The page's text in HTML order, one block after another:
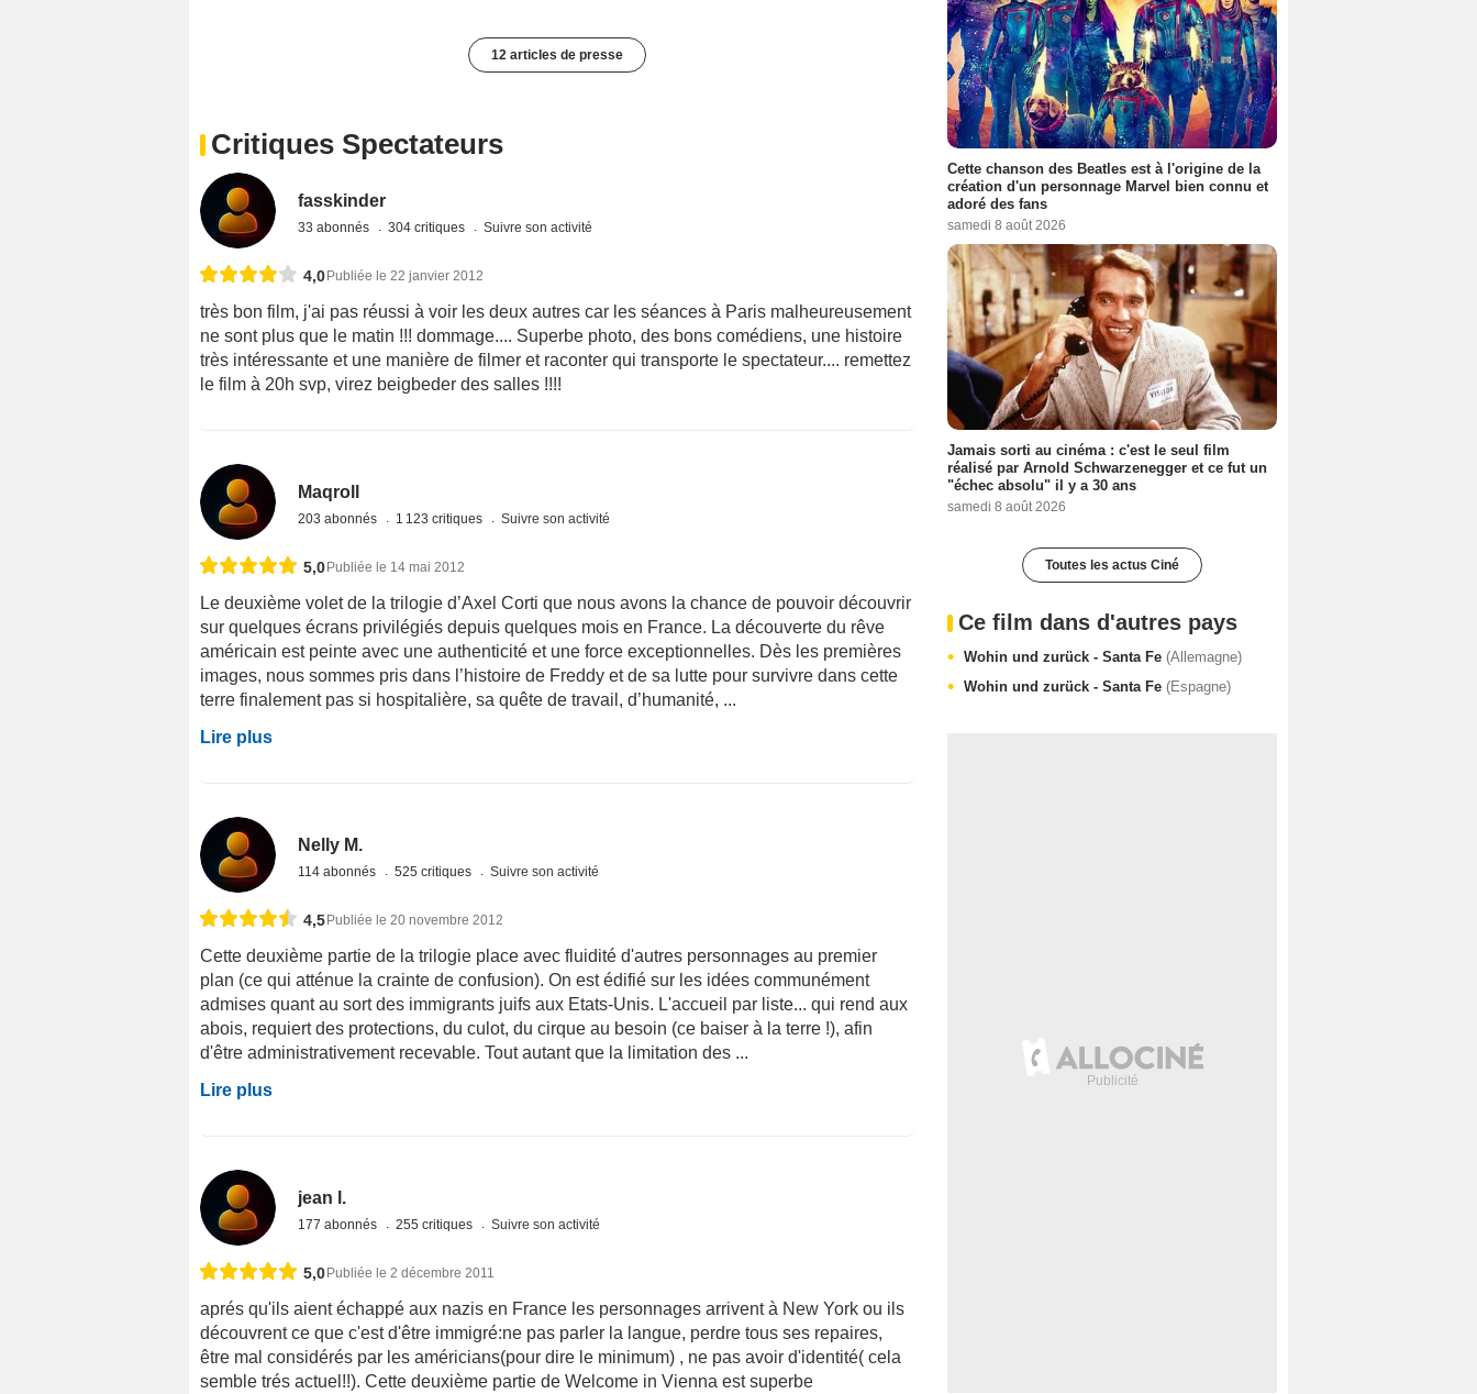
12 articles de presse
Critiques Spectateurs
fasskinder
33 abonnés 304 critiques Suivre son activité
4,0Publiée le 22 janvier 2012
très bon film, j'ai pas réussi à voir les deux autres car les séances à Paris malheureusement
ne sont plus que le matin !!! dommage.... Superbe photo, des bons comédiens, une histoire
très intéressante et une manière de filmer et raconter qui transporte le spectateur.... remettez
le film à 20h svp, virez beigbeder des salles !!!!
Maqroll
203 abonnés 1 123 critiques Suivre son activité
5,0 Publiée le 14 mai 2012
Le deuxième volet de la trilogie d’Axel Corti que nous avons la chance de pouvoir découvrir
sur quelques écrans privilégiés depuis quelques mois en France. La découverte du rêve
américain est peinte avec une authenticité et une force exceptionnelles. Dès les premières
images, nous sommes pris dans l’histoire de Freddy et de sa lutte pour survivre dans cette
terre finalement pas si hospitalière, sa quête de travail, d’humanité, ...
Lire plus
Nelly M.
114 abonnés 525 critiques Suivre son activité
4,5 Publiée le 20 novembre 2012
Cette deuxième partie de la trilogie place avec fluidité d'autres personnages au premier
plan (ce qui atténue la crainte de confusion). On est édifié sur les idées communément
admises quant au sort des immigrants juifs aux Etats-Unis. L'accueil par liste... qui rend aux
abois, requiert des protections, du culot, du cirque au besoin (ce baiser à la terre !), afin
d'être administrativement recevable. Tout autant que la limitation des ...
Lire plus
jean l.
177 abonnés 255 critiques Suivre son activité
5,0 Publiée le 2 décembre 2011
aprés qu'ils aient échappé aux nazis en France les personnages arrivent à New York ou ils
découvrent ce que c'est d'être immigré:ne pas parler la langue, perdre tous ses repaires,
être mal considérés par les américians(pour dire le minimum) , ne pas avoir d'identité( cela
semble trés actuel!!). Cette deuxième partie de Welcome in Vienna est superbe
Cette chanson des Beatles est à l'origine de la
création d'un personnage Marvel bien connu et
adoré des fans
samedi 8 août 2026
Jamais sorti au cinéma : c'est le seul film
réalisé par Arnold Schwarzenegger et ce fut un
"échec absolu" il y a 30 ans
samedi 8 août 2026
Toutes les actus Ciné
Ce film dans d'autres pays
Wohin und zurück - Santa Fe (Allemagne)
Wohin und zurück - Santa Fe (Espagne)